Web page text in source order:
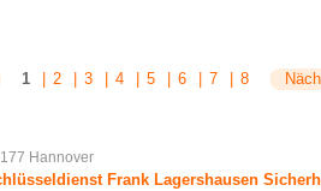
1 2 3 4 5 6 7 8
Hannover
Frank Lagershausen